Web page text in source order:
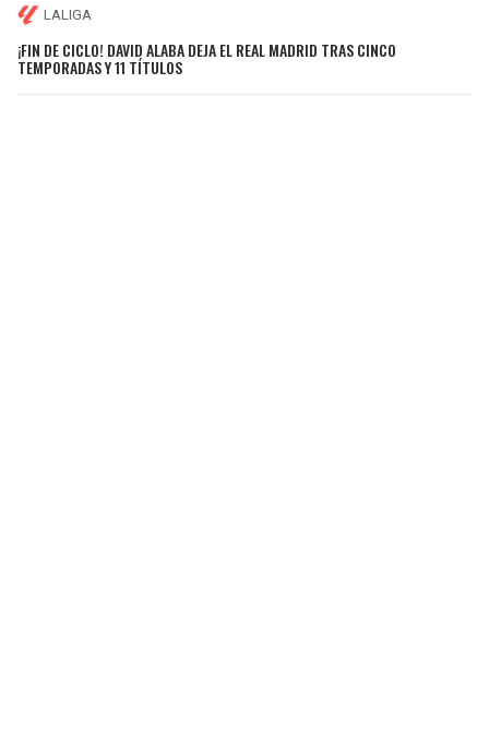
LALIGA
¡FIN DE CICLO! DAVID ALABA DEJA EL REAL MADRID TRAS CINCO
TEMPORADAS Y 11 TÍTULOS